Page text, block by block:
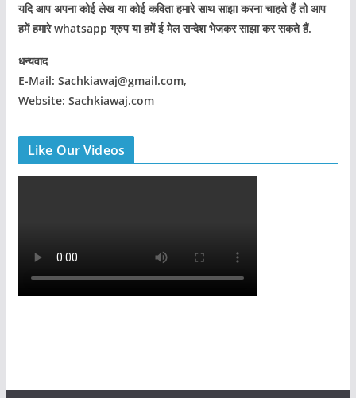
यदि आप अपना कोई लेख या कोई कविता हमारे साथ साझा करना चाहते हैं तो आप
हमें हमारे whatsapp ग्रुप या हमें ई मेल सन्देश भेजकर साझा कर सकते हैं.
धन्यवाद
E-Mail: Sachkiawaj@gmail.com,
Website: Sachkiawaj.com
Like Our Videos